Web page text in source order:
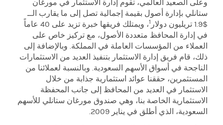
وعلى الصعيد العالمي، تقوم إدارة الاستثمار في مورغان
ستانلي بإدارة أصول بقيمة إجمالية تصل إلى ما يقارب الــ
$1.9 تريليون دولار
1
، ويمتلك فريقها خبرة تزيد على 40 عاماً
في إدارة المحافظ متعددة الأصول، مع تركيز خاص على
العملاء من المؤسسات العاملة في المملكة. وبالإضافة إلى
ذلك، قام فريق إدارة الاستثمار بتنفيذ العديد من الاستثمارات
الناجحة في أسواق الأسهم السعودية. وبالنسبة لعملائنا من
المستثمرين، حققنا عوائد استثمارية جذابة من خلال
الاستثمار في العديد من المحافظ إلى جانب المحفظة
الاستثمارية الخاصة بنا، وهي صندوق مورغان ستانلي للأسهم
السعودية، الذي أطلق في يناير 2009.